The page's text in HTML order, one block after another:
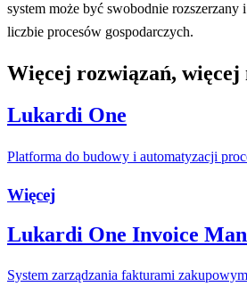
system może być swobodnie rozszerzany
liczbie procesów gospodarczych.
Więcej rozwiązań, więcej
Lukardi One
Platforma do budowy i automatyzacji
Więcej
Lukardi One Invoice
System zarządzania fakturami